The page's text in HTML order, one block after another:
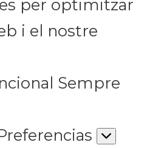
per optimitzar
i el nostre
Sempre